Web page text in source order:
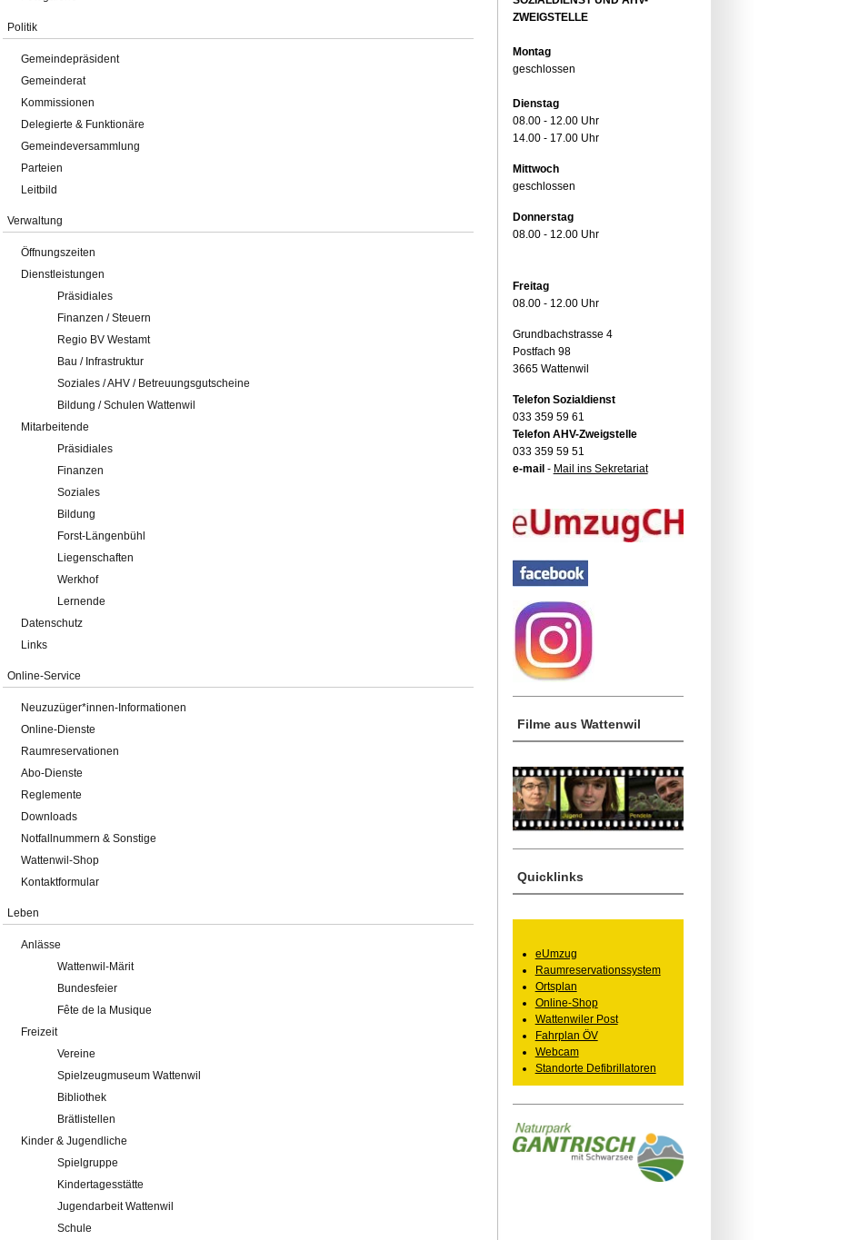
Politik
Gemeindepräsident
Gemeinderat
Kommissionen
Delegierte & Funktionäre
Gemeindeversammlung
Parteien
Leitbild
Verwaltung
Öffnungszeiten
Dienstleistungen
Präsidiales
Finanzen / Steuern
Regio BV Westamt
Bau / Infrastruktur
Soziales / AHV / Betreuungsgutscheine
Bildung / Schulen Wattenwil
Mitarbeitende
Präsidiales
Finanzen
Soziales
Bildung
Forst-Längenbühl
Liegenschaften
Werkhof
Lernende
Datenschutz
Links
Online-Service
Neuzuzüger*innen-Informationen
Online-Dienste
Raumreservationen
Abo-Dienste
Reglemente
Downloads
Notfallnummern & Sonstige
Wattenwil-Shop
Kontaktformular
Leben
Anlässe
Wattenwil-Märit
Bundesfeier
Fête de la Musique
Freizeit
Vereine
Spielzeugmuseum Wattenwil
Bibliothek
Brätlistellen
Kinder & Jugendliche
Spielgruppe
Kindertagesstätte
Jugendarbeit Wattenwil
Schule
ZWEIGSTELLE
Montag
geschlossen
Dienstag
08.00 - 12.00 Uhr
14.00 - 17.00 Uhr
Mittwoch
geschlossen
Donnerstag
08.00 - 12.00 Uhr
Freitag
08.00 - 12.00 Uhr
Grundbachstrasse 4
Postfach 98
3665 Wattenwil
Telefon Sozialdienst
033 359 59 61
Telefon AHV-Zweigstelle
033 359 59 51
e-mail - Mail ins Sekretariat
Filme aus Wattenwil
Quicklinks
eUmzug
Raumreservationssystem
Ortsplan
Online-Shop
Wattenwiler Post
Fahrplan ÖV
Webcam
Standorte Defibrillatoren